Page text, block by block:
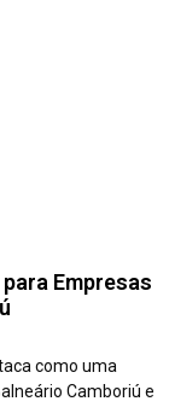
Empresas
como uma
Camboriú e